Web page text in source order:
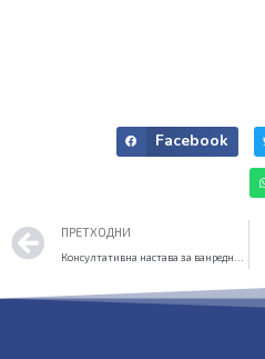
Facebook
Prev
ПРЕТХОДНИ